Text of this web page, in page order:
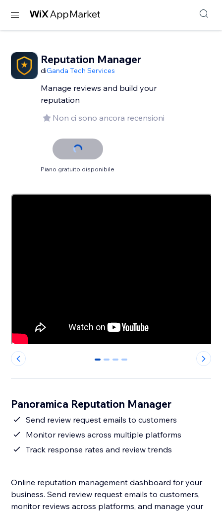
Reputation Manager
diGanda Tech Services
Manage reviews and build your
reputation
Non ci sono ancora recensioni
Piano gratuito disponibile
0 1 2 3
Panoramica Reputation Manager
Send review request emails to customers
Monitor reviews across multiple platforms
Track response rates and review trends
Online reputation management dashboard for your
business. Send review request emails to customers,
monitor reviews across platforms, and manage your